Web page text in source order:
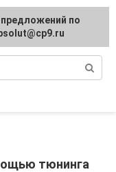
и сервис
тюнинга
по